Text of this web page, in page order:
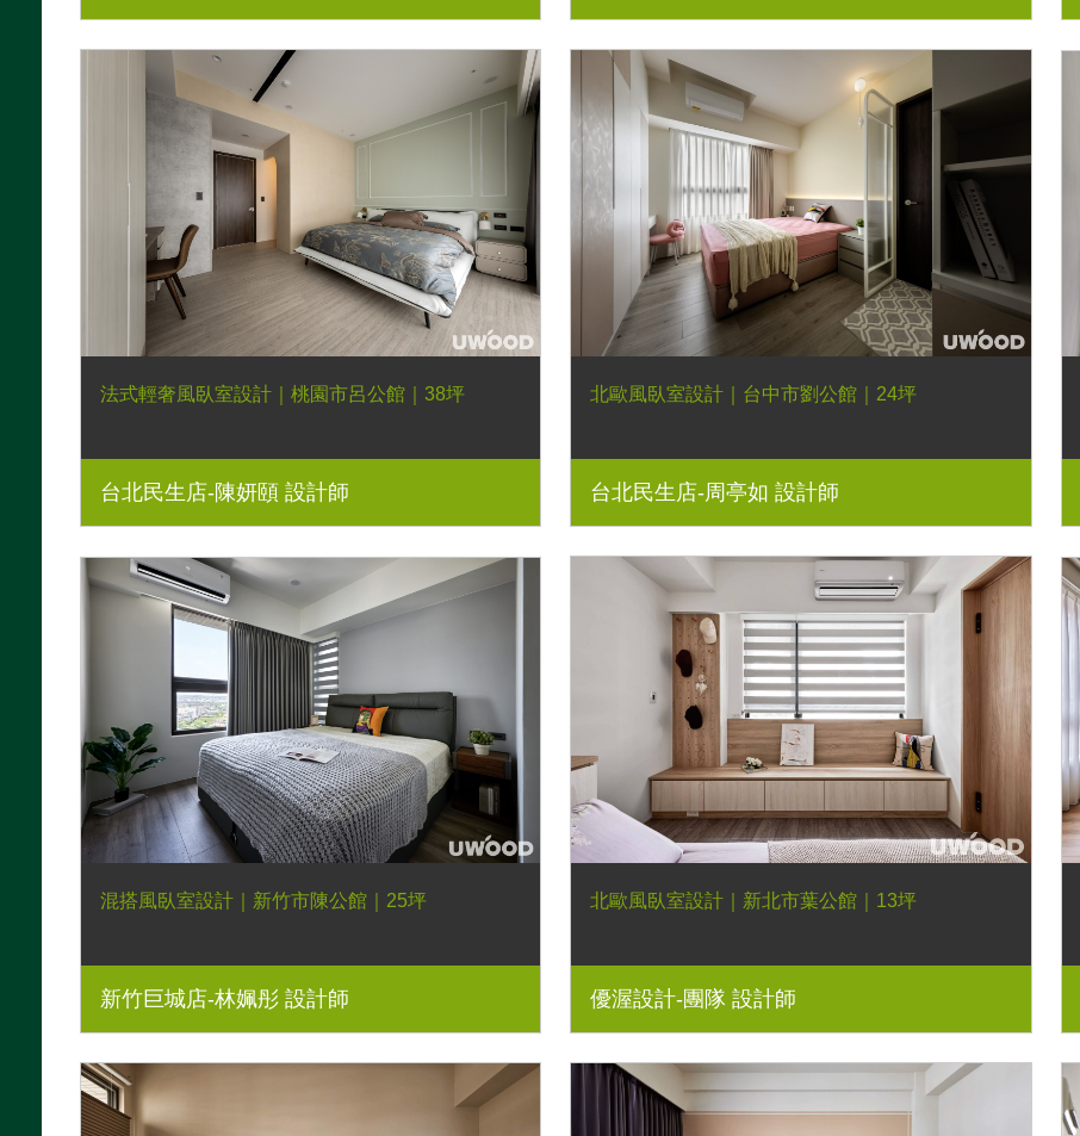
法式輕奢風臥室設計｜桃園市呂公館｜38坪
台北民生店-陳妍頤 設計師
北歐風臥室設計｜台中市劉公館｜24坪
台北民生店-周亭如 設計師
混搭風臥室設計｜新竹市陳公館｜25坪
新竹巨城店-林姵彤 設計師
北歐風臥室設計｜新北市葉公館｜13坪
優渥設計-團隊 設計師